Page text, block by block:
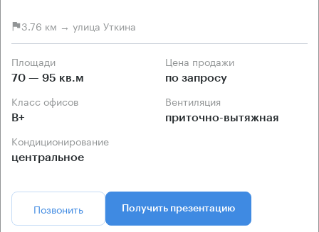
3.76 км → улица Уткина
Площади
70 — 95 кв.м
Цена продажи
по запросу
Класс офисов
B+
Вентиляция
приточно-вытяжная
Кондиционирование
центральное
Позвонить Получить презентацию